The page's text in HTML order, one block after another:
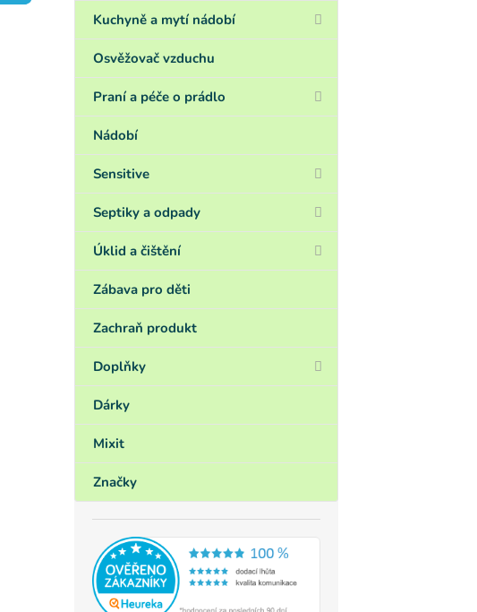
e
Kuchyně a mytí nádobí
Osvěžovač vzduchu
Praní a péče o prádlo
Nádobí
Sensitive
Septiky a odpady
Úklid a čištění
Zábava pro děti
Zachraň produkt
Doplňky
Dárky
Mixit
Značky